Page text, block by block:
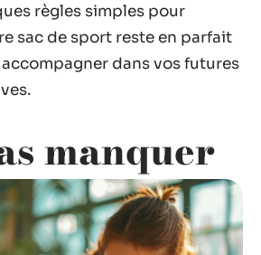
règles simples pour
sac de sport reste en parfait
dans vos futures
manquer